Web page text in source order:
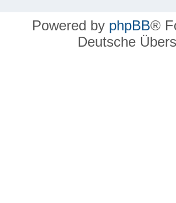
Powered by phpBB®
Deutsche